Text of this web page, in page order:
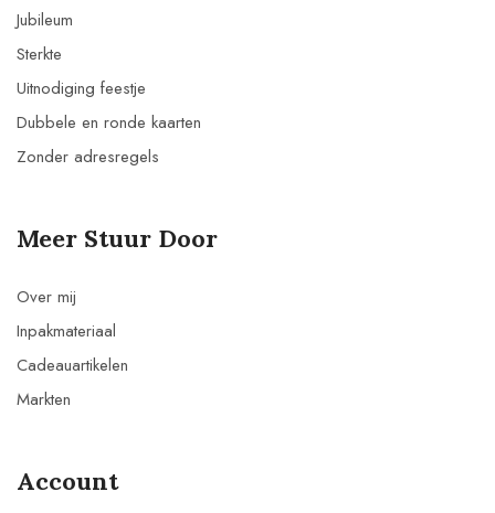
Jubileum
Sterkte
Uitnodiging feestje
Dubbele en ronde kaarten
Zonder adresregels
Meer Stuur Door
Over mij
Inpakmateriaal
Cadeauartikelen
Markten
Account